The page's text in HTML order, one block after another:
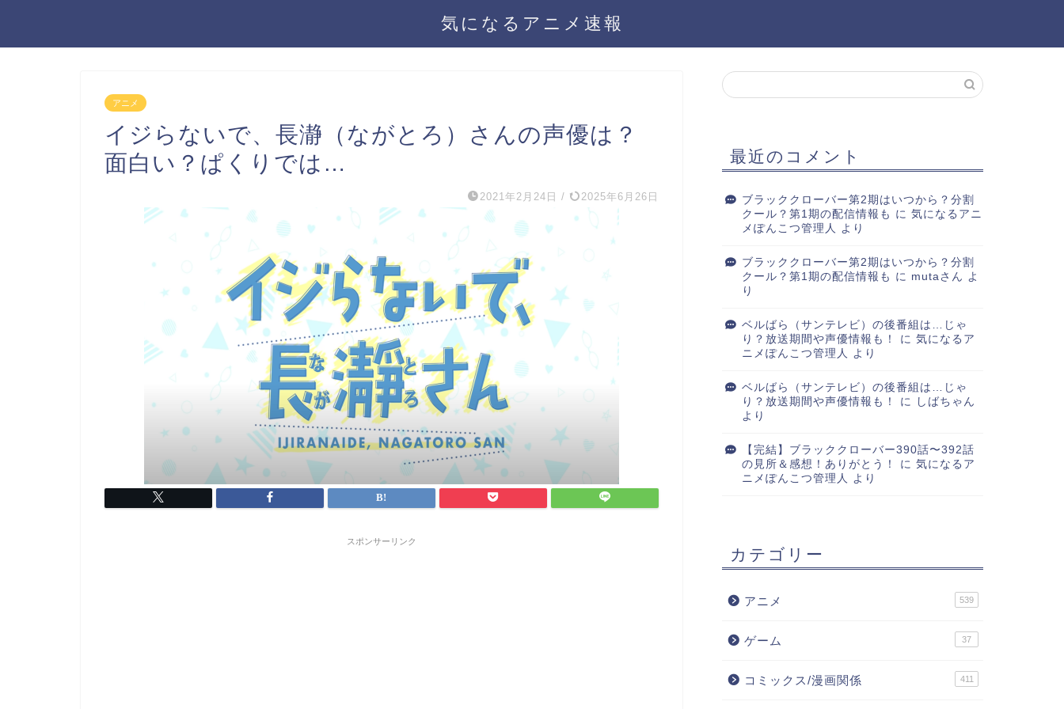
気になるアニメ速報
アニメ
イジらないで、長瀞（ながとろ）さんの声優は？
面白い？ぱくりでは…
2021年2月24日 / 2025年6月26日
スポンサーリンク
最近のコメント
ブラッククローバー第2期はいつから？分割
クール？第1期の配信情報も に 気になるアニ
メぽんこつ管理人 より
ブラッククローバー第2期はいつから？分割
クール？第1期の配信情報も に mutaさん よ
り
ベルばら（サンテレビ）の後番組は…じゃ
り？放送期間や声優情報も！
に 気になるア
ニメぽんこつ管理人 より
ベルばら（サンテレビ）の後番組は…じゃ
り？放送期間や声優情報も！
に
しばちゃん
より
【完結】ブラッククローバー390話〜392話
の見所＆感想！ありがとう！
に 気になるア
ニメぽんこつ管理人 より
カテゴリー
アニメ 539
ゲーム 37
コミックス/漫画関係 411